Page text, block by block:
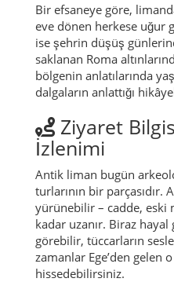
Bir efsaneye göre,
eve dönen herkese uğur
ise şehrin düşüş
saklanan Roma
bölgenin anlatılarında
dalgaların anlattığı
Ziyaret
İzlenimi
Antik liman bugün
turlarının bir parçasıdır.
yürünebilir – cadde, eski
kadar uzanır. Biraz
görebilir, tüccarların
zamanlar Ege’den gelen
hissedebilirsiniz.